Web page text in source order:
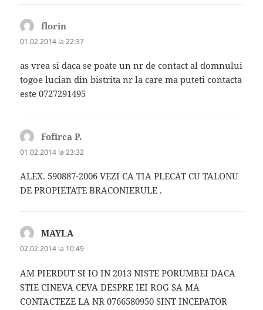
florin
01.02.2014 la 22:37
as vrea si daca se poate un nr de contact al domnului
togoe lucian din bistrita nr la care ma puteti contacta
este 0727291495
Fofirca P.
01.02.2014 la 23:32
ALEX. 590887-2006 VEZI CA TIA PLECAT CU TALONU
DE PROPIETATE BRACONIERULE .
MAYLAspune:
02.02.2014 la 10:49
AM PIERDUT SI IO IN 2013 NISTE PORUMBEI DACA
STIE CINEVA CEVA DESPRE IEI ROG SA MA
CONTACTEZE LA NR 0766580950 SINT INCEPATOR